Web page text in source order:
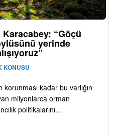
“Göçü
yerinde
KONUSU
korunması kadar bu varlığın
milyonlarca orman
politikalarını...